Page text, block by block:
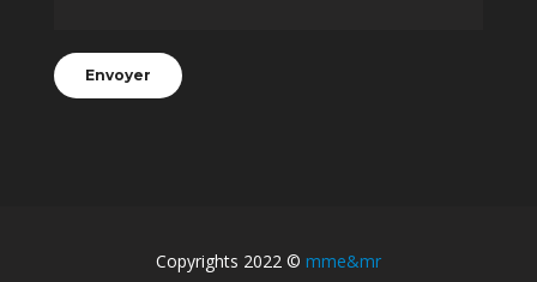
Copyrights 2022 © mme&mr